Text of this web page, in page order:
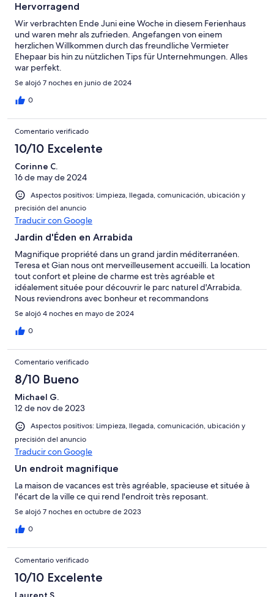
Hervorragend
Wir verbrachten Ende Juni eine Woche in diesem Ferienhaus
und waren mehr als zufrieden. Angefangen von einem
herzlichen Willkommen durch das freundliche Vermieter
Ehepaar bis hin zu nützlichen Tips für Unternehmungen. Alles
war perfekt.
Se alojó 7 noches en junio de 2024
0
Comentario verificado
10/10 Excelente
Corinne C.
16 de may de 2024
Aspectos positivos: Limpieza, llegada, comunicación, ubicación y
precisión del anuncio
Traducir con Google
Jardin d'Éden en Arrabida
Magnifique propriété dans un grand jardin méditerranéen.
Teresa et Gian nous ont merveilleusement accueilli. La location
tout confort et pleine de charme est très agréable et
idéalement située pour découvrir le parc naturel d'Arrabida.
Nous reviendrons avec bonheur et recommandons
chaleureusement ce logement
Se alojó 4 noches en mayo de 2024
0
Comentario verificado
8/10 Bueno
Michael G.
12 de nov de 2023
Aspectos positivos: Limpieza, llegada, comunicación, ubicación y
precisión del anuncio
Traducir con Google
Un endroit magnifique
La maison de vacances est très agréable, spacieuse et située à
l'écart de la ville ce qui rend l'endroit très reposant.
Se alojó 7 noches en octubre de 2023
0
Comentario verificado
10/10 Excelente